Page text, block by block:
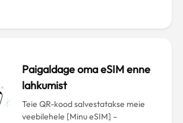
Paigaldage oma eSIM enne
lahkumist
Teie QR-kood salvestatakse meie
veebilehele [Minu eSIM] –